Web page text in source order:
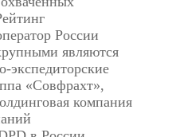
России
являются
экспедиторские
«Совфрахт»,
компания